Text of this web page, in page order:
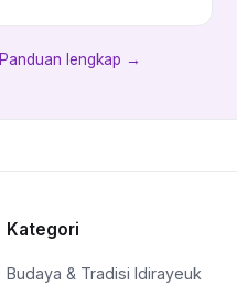
Panduan lengkap →
Kategori
Budaya & Tradisi Idirayeuk